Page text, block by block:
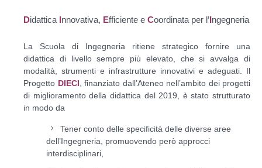
Didattica Innovativa, Efficiente e Coordinata per l’Ingegneria
La Scuola di Ingegneria ritiene strategico fornire una
didattica di livello sempre più elevato, che si avvalga di
modalità, strumenti e infrastrutture innovativi e adeguati. Il
Progetto DIECI , finanziato dall’Ateneo nell’ambito dei progetti
di miglioramento della didattica del 2019, è stato strutturato
in modo da
Tener conto delle specificità delle diverse aree
dell’Ingegneria, promuovendo però approcci
interdisciplinari,